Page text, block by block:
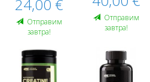
24,00 €
Oтправим
завтра!
Oтправим
завтра!